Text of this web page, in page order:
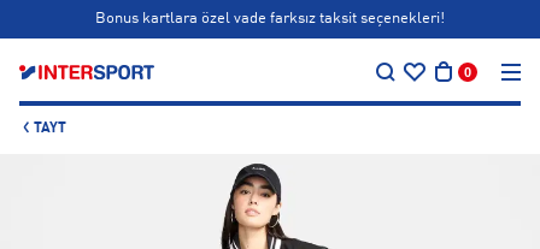
Bonus kartlara özel vade farksız taksit seçenekleri!
0
TAYT